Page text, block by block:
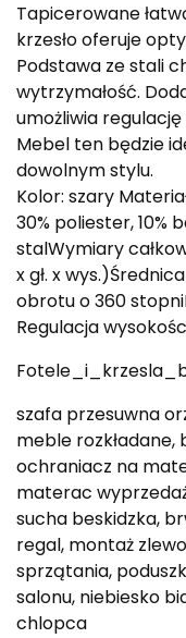
Tapicerowane
krzesło oferuje
Podstawa ze stali
wytrzymałość.
umożliwia
Mebel ten będzie
dowolnym stylu.
Kolor: szary
30% poliester, 10%
stalWymiary
x gł. x
obrotu o 360
Regulacja
szafa przesuwna
meble rozkładane,
ochraniacz na
materac
sucha beskidzka,
regal, montaż
sprzątania,
salonu, niebiesko
chlopca